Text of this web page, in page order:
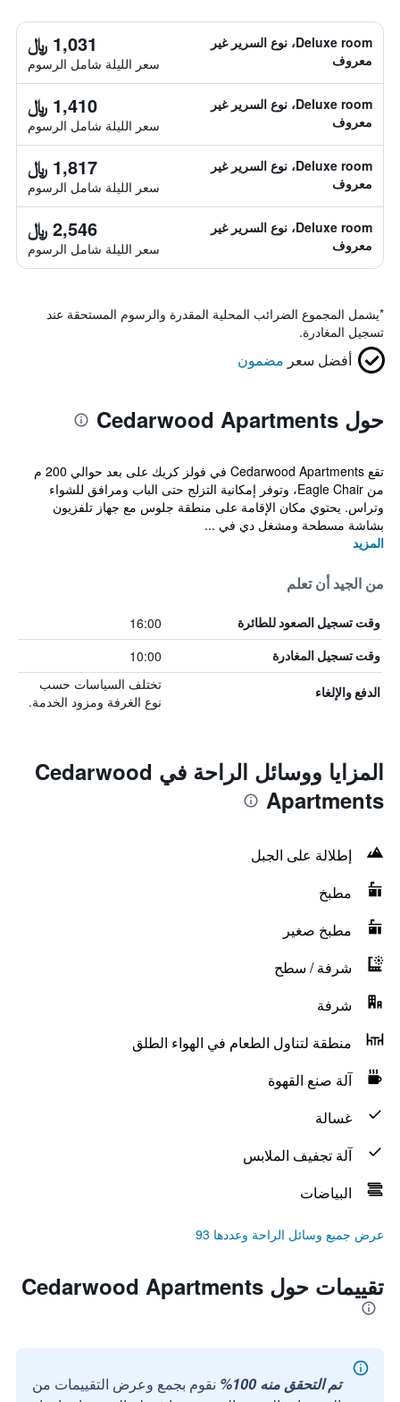
Deluxe room، نوع السرير غير
معروف
1,031 ﷼
سعر الليلة شامل الرسوم
Deluxe room، نوع السرير غير
معروف
1,410 ﷼
سعر الليلة شامل الرسوم
Deluxe room، نوع السرير غير
معروف
1,817 ﷼
سعر الليلة شامل الرسوم
Deluxe room، نوع السرير غير
معروف
2,546 ﷼
سعر الليلة شامل الرسوم
*يشمل المجموع الضرائب المحلية المقدرة والرسوم المستحقة عند
تسجيل المغادرة.
أفضل سعر مضمون
حول Cedarwood Apartments
تقع Cedarwood Apartments في فولز كريك على بعد حوالي 200 م
من Eagle Chair، وتوفر إمكانية التزلج حتى الباب ومرافق للشواء
وتراس. يحتوي مكان الإقامة على منطقة جلوس مع جهاز تلفزيون
بشاشة مسطحة ومشغل دي في ...
المزيد
من الجيد أن تعلم
وقت تسجيل الصعود للطائرة 16:00
وقت تسجيل المغادرة 10:00
الدفع والإلغاء
تختلف السياسات حسب
نوع الغرفة ومزود الخدمة.
المزايا ووسائل الراحة في Cedarwood
Apartments
إطلالة على الجبل
مطبخ
مطبخ صغير
شرفة / سطح
شرفة
منطقة لتناول الطعام في الهواء الطلق
آلة صنع القهوة
غسالة
آلة تجفيف الملابس
البياضات
عرض جميع وسائل الراحة وعددها 93
تقييمات حول Cedarwood Apartments
تم التحقق منه 100%
نقوم بجمع وعرض التقييمات من